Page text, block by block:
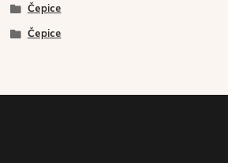
Čepice
Čepice